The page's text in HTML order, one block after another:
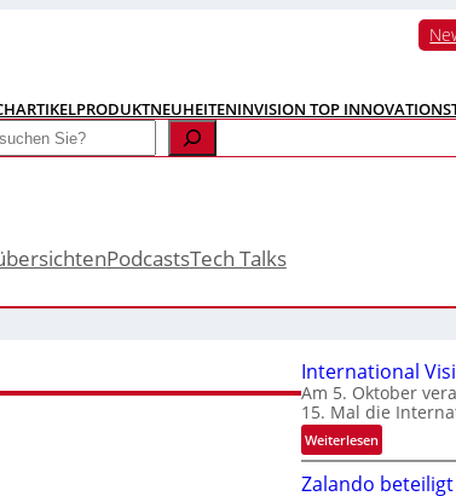
PRODUKTNEUHEITENINVISION TOP INNOVATIONS
PodcastsTech Talks
International
Am 5. Oktober
15. Mal die
Weiterlesen:
I
n
Zalando